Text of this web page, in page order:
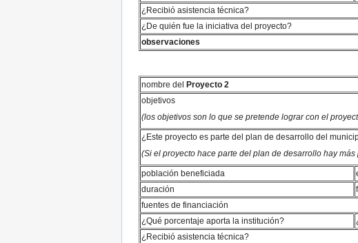
¿Recibió asistencia técnica?
¿De quién fue la iniciativa del proyecto?
observaciones
nombre del
Proyecto 2
objetivos
(los objetivos son lo que se pretende lograr con el
¿Este proyecto es parte del plan de desarrollo del
(Si el proyecto hace parte del plan de desarrollo hay
población beneficiada
duración
fuentes de financiación
¿Qué porcentaje aporta la institución?
¿Recibió asistencia técnica?